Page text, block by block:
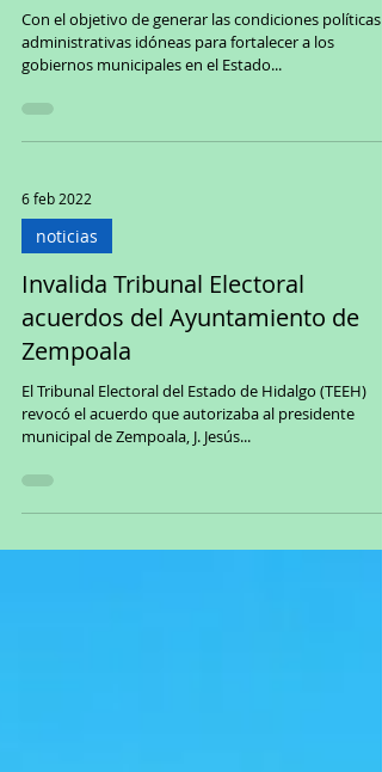
Con el objetivo de generar las condiciones políticas y
administrativas idóneas para fortalecer a los
gobiernos municipales en el Estado...
6 feb 2022
noticias
Invalida Tribunal Electoral
acuerdos del Ayuntamiento de
Zempoala
El Tribunal Electoral del Estado de Hidalgo (TEEH)
revocó el acuerdo que autorizaba al presidente
municipal de Zempoala, J. Jesús...